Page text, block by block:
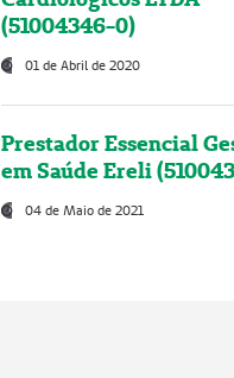
(51004346-0)
01 de Abril de 2020
Prestador Essencial
em Saúde Ereli
04 de Maio de 2021